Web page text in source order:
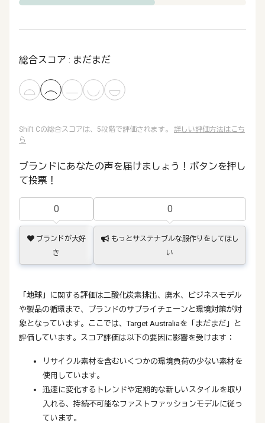
総合スコア : まだまだ
Shift Cの総合スコアは、5段階で評価されます。 詳しい評価方法はこち
ら
ブランドにあなたの声を届けましょう！ボタンを押し
て投票！
0
ブランドが大好
き
0
もっとサステナブルな服作りをしてほし
い
「地球」
に関する評価は二酸化炭素排出、廃水、ビジネスモデル
や製品の循環まで、ブランドのサプライチェーンと環境対策が対
象となっています。ここでは、Target Australiaを「まだまだ」と
評価しています。スコア評価は以下の要因に影響を受けます：
リサイクル素材を含むいくつかの環境負荷の少ない素材を
使用しています。
迅速に変化するトレンドや定期的な新しいスタイルを取り
入れる、持続不可能なファストファッションモデルに従っ
ています。